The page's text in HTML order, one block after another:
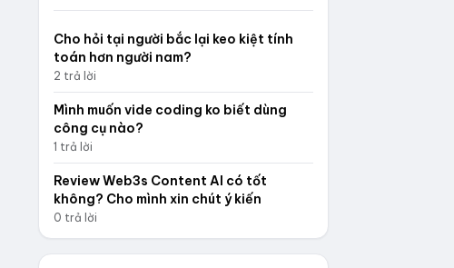
Cho hỏi tại người bắc lại keo kiệt tính
toán hơn người nam?
2 trả lời
Mình muốn vide coding ko biết dùng
công cụ nào?
1 trả lời
Review Web3s Content AI có tốt
không? Cho mình xin chút ý kiến
0 trả lời